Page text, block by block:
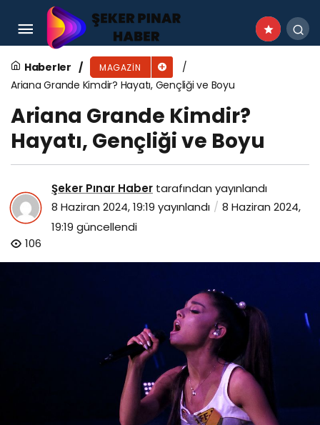
Haberler MAGAZIN
Ariana Grande Kimdir? Hayatı, Gençliği ve Boyu
Ariana Grande Kimdir?
Hayatı, Gençliği ve Boyu
Şeker Pınar Haber tarafından yayınlandı
8 Haziran 2024, 19:19 yayınlandı
8 Haziran 2024,
19:19 güncellendi
106
Rihanna Kimdir? Hayatı, Gençliği ve Boyu